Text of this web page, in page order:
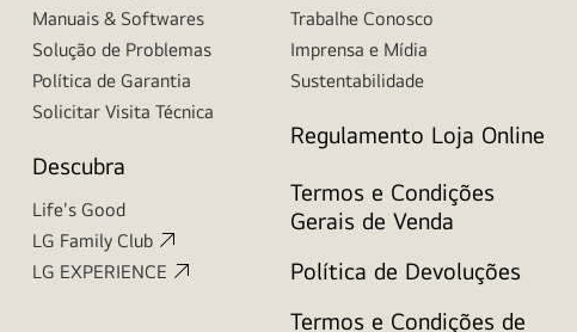
Manuais & Softwares
Solução de Problemas
Política de Garantia
Solicitar Visita Técnica
Descubra
Life's Good
LG Family Club
LG EXPERIENCE
Trabalhe Conosco
Imprensa e Mídia
Sustentabilidade
Regulamento Loja Online
Termos e Condições
Gerais de Venda
Política de Devoluções
Termos e Condições de